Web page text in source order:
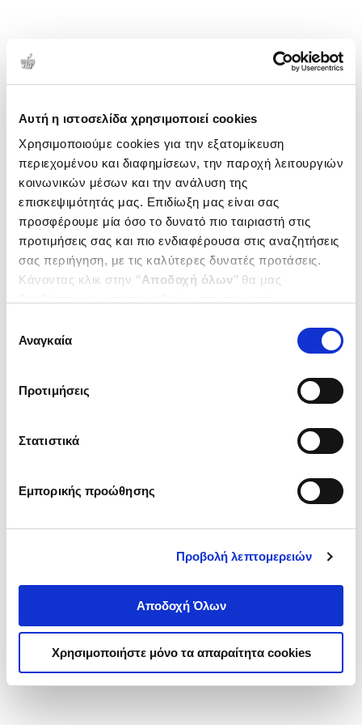
Αυτή η ιστοσελίδα χρησιμοποιεί cookies
Χρησιμοποιούμε cookies για την εξατομίκευση
περιεχομένου και διαφημίσεων, την παροχή λειτουργιών
κοινωνικών μέσων και την ανάλυση της
επισκεψιμότητάς μας. Επιδίωξη μας είναι σας
προσφέρουμε μία όσο το δυνατό πιο ταιριαστή στις
προτιμήσεις σας και πιο ενδιαφέρουσα στις αναζητήσεις
σας περιήγηση, με τις καλύτερες δυνατές προτάσεις.
Κάνοντας κλικ στην ‘’Αποδοχή όλων’’ θα μας
ενδιαφέρουν και να επιλέξετε από τα παρακάτω με την
΄΄και να ενημερωθείτε σχετικά με
συγκατάθεσης
Αναγκαία
Προτιμήσεις
Στατιστικά
Εμπορικής προώθησης
Προβολή λεπτομερειών
Αποδοχή Όλων
Χρησιμοποιήστε μόνο τα απαραίτητα cookies